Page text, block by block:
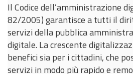
Il Codice dell’amministrazione
82/2005) garantisce a tutti il
servizi della pubblica
digitale. La crescente
benefici sia per i cittadini, che
servizi in modo più rapido e